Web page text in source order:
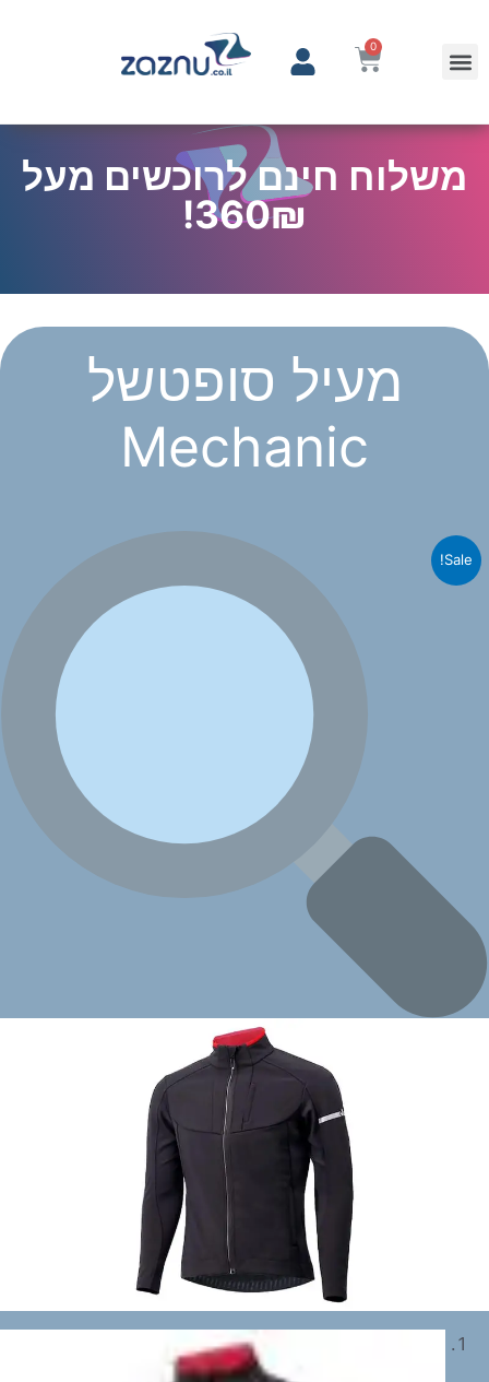
0
משלוח חינם לרוכשים מעל
360₪!
מעיל סופטשל
Mechanic
Sale!